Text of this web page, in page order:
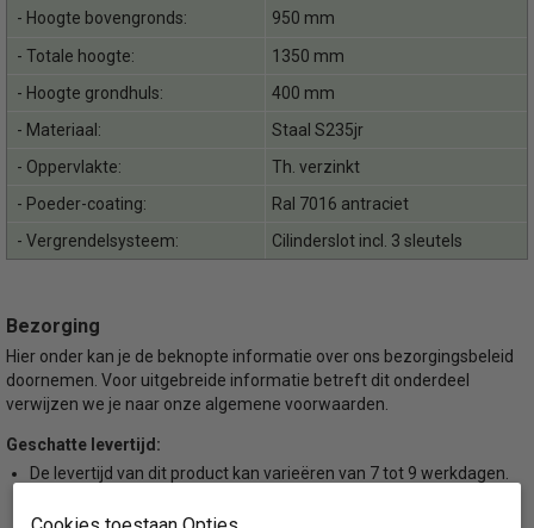
- Hoogte bovengronds:
950 mm
- Totale hoogte:
1350 mm
- Hoogte grondhuls:
400 mm
- Materiaal:
Staal S235jr
- Oppervlakte:
Th. verzinkt
- Poeder-coating:
Ral 7016 antraciet
- Vergrendelsysteem:
Cilinderslot incl. 3 sleutels
Bezorging
Hier onder kan je de beknopte informatie over ons bezorgingsbeleid
doornemen. Voor uitgebreide informatie betreft dit onderdeel
verwijzen we je naar onze algemene voorwaarden.
Geschatte levertijd:
De levertijd van dit product kan varieëren van 7 tot 9 werkdagen.